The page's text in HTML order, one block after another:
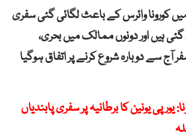
میں کورونا وائرس کے باعث لگائی گئی سفری
گئی ہیں اور دونوں ممالک میں بحری،
آج سے دوبارہ شروع کرنے پر اتفاق ہوگیا
یورپی یونین کا برطانیہ پر سفری پابندیاں